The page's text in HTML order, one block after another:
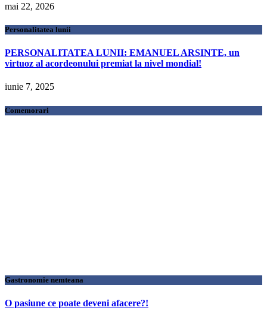
mai 22, 2026
Personalitatea lunii
PERSONALITATEA LUNII: EMANUEL ARSINTE, un
virtuoz al acordeonului premiat la nivel mondial!
iunie 7, 2025
Comemorari
Gastronomie nemteana
O pasiune ce poate deveni afacere?!